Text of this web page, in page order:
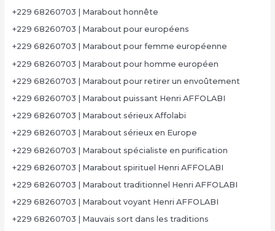
+229 68260703 | Marabout honnête
+229 68260703 | Marabout pour européens
+229 68260703 | Marabout pour femme européenne
+229 68260703 | Marabout pour homme européen
+229 68260703 | Marabout pour retirer un envoûtement
+229 68260703 | Marabout puissant Henri AFFOLABI
+229 68260703 | Marabout sérieux Affolabi
+229 68260703 | Marabout sérieux en Europe
+229 68260703 | Marabout spécialiste en purification
+229 68260703 | Marabout spirituel Henri AFFOLABI
+229 68260703 | Marabout traditionnel Henri AFFOLABI
+229 68260703 | Marabout voyant Henri AFFOLABI
+229 68260703 | Mauvais sort dans les traditions